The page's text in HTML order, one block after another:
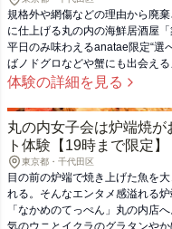
規格外や網傷などの理由から廃
に仕上げる丸の内の海鮮居酒屋
平日のみ味わえるanatae限定“選
ばノドグロなどや蟹にも出会え
能して。（このチケットは利用
体験の詳細を見る
丸の内女子会は炉端焼
ト体験【19時まで限定】
東京都・千代田区
目の前の炉端で焼き上げた魚を
れる。そんなエンタメ感溢れる
「なかめのてっぺん」丸の内店
気のウニとイクラのグラタンや